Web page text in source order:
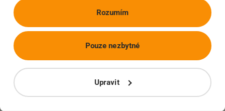
Rozumím
Upravit
Pouze nezbytné